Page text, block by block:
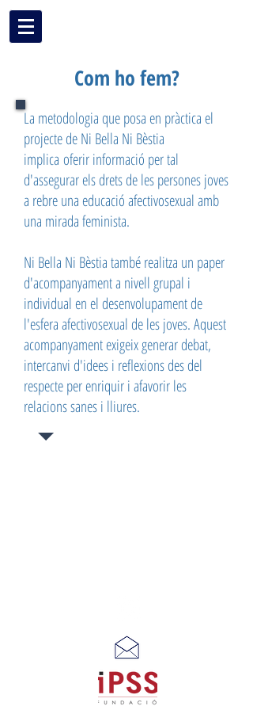
Com ho fem?
La metodologia que posa en pràctica el
projecte de Ni Bella Ni Bèstia
implica oferir informació per tal
d'assegurar els drets de les persones joves
a rebre una educació afectivosexual ​amb
una mirada feminista.
Ni Bella Ni Bèstia també realitza un paper
d'acompanyament a nivell grupal i
individual en el desenvolupament de
l'esfera afectivosexual de les joves. Aquest
acompanyament exigeix generar debat,
intercanvi d'idees i reflexions des del
respecte per enriquir i afavorir les
relacions sanes i lliures.